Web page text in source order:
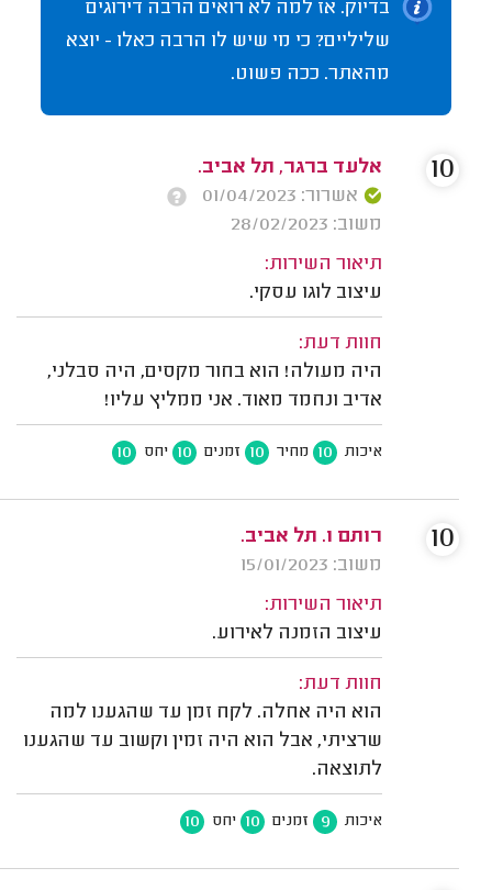
בדיוק. אז למה לא רואים הרבה דירוגים
שליליים? כי מי שיש לו הרבה כאלו - יוצא
מהאתר. ככה פשוט.
אלעד ברגר, תל אביב.
אשרור: 01/04/2023
משוב: 28/02/2023
תיאור השירות:
עיצוב לוגו עסקי.
חוות דעת:
היה מעולה! הוא בחור מקסים, היה סבלני,
אדיב ונחמד מאוד. אני ממליץ עליו!
איכות 10 מחיר 10 זמנים 10 יחס 10
10
רותם ו. תל אביב.
משוב: 15/01/2023
תיאור השירות:
עיצוב הזמנה לאירוע.
חוות דעת:
הוא היה אחלה. לקח זמן עד שהגענו למה
שרציתי, אבל הוא היה זמין וקשוב עד שהגענו
לתוצאה.
איכות 9 זמנים 10 יחס 10
10